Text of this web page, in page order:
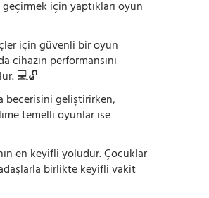
için yaptıkları oyun
için güvenli bir oyun
performansını
💻🔓
becerisini geliştirirken,
temelli oyunlar ise
en keyifli yoludur. Çocuklar
birlikte keyifli vakit